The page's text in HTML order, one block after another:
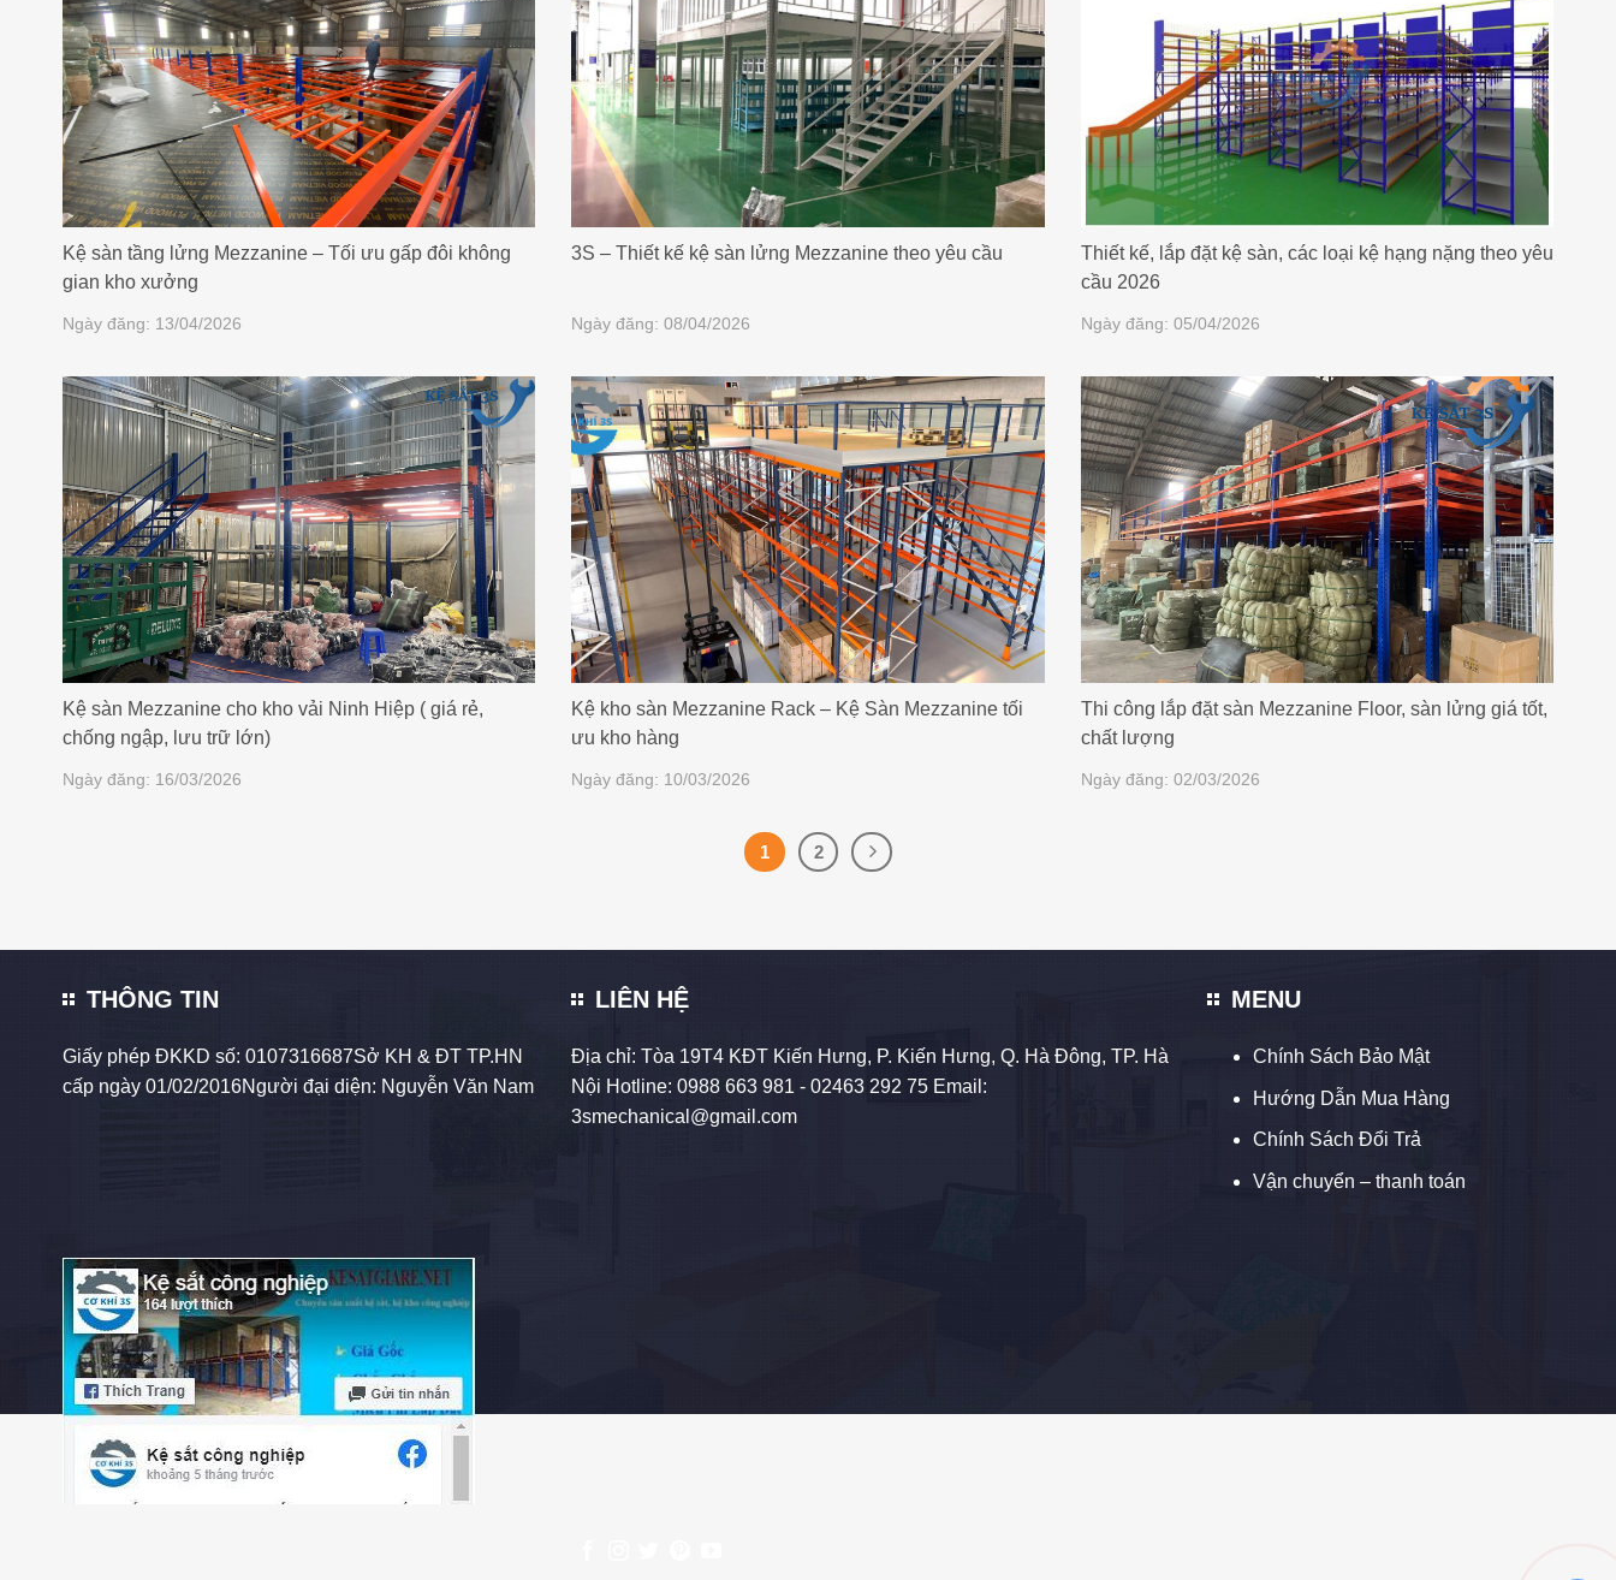
Kệ sàn tầng lửng Mezzanine – Tối ưu gấp đôi không
gian kho xưởng
Ngày đăng: 13/04/2026
3S – Thiết kế kệ sàn lửng Mezzanine theo yêu cầu
Ngày đăng: 08/04/2026
Thiết kế, lắp đặt kệ sàn, các loại kệ hạng nặng theo yêu
cầu 2026
Ngày đăng: 05/04/2026
Kệ sàn Mezzanine cho kho vải Ninh Hiệp ( giá rẻ,
chống ngập, lưu trữ lớn)
Ngày đăng: 16/03/2026
Kệ kho sàn Mezzanine Rack – Kệ Sàn Mezzanine tối
ưu kho hàng
Ngày đăng: 10/03/2026
Thi công lắp đặt sàn Mezzanine Floor, sàn lửng giá tốt,
chất lượng
Ngày đăng: 02/03/2026
1 2
THÔNG TIN
Giấy phép ĐKKD số: 0107316687Sở KH & ĐT TP.HN
cấp ngày 01/02/2016Người đại diện: Nguyễn Văn Nam
LIÊN HỆ
Địa chỉ: Tòa 19T4 KĐT Kiến Hưng, P. Kiến Hưng, Q. Hà Đông, TP. Hà
Nội Hotline:0988 663 981 - 02463 292 75 Email:
3smechanical@gmail.com
MENU
Chính Sách Bảo Mật
Hướng Dẫn Mua Hàng
Chính Sách Đổi Trả
Vận chuyển – thanh toán